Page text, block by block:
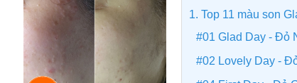
1. Top 11 màu son
#01 Glad Day - Đỏ
#02 Lovely Day -